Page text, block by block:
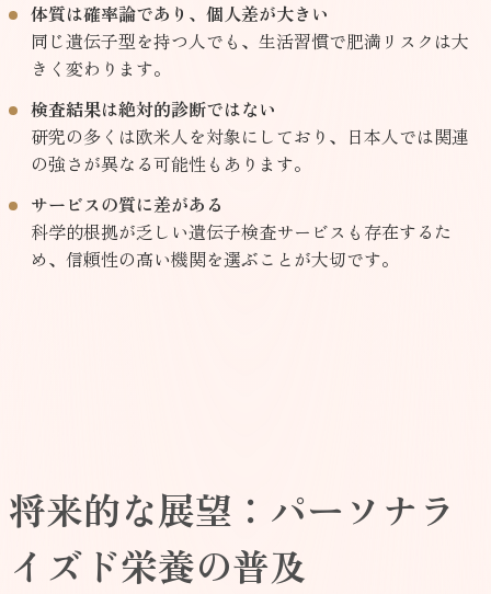
体質は確率論であり、個人差が大きい
同じ遺伝子型を持つ人でも、生活習慣で肥満リスクは大
きく変わります。
検査結果は絶対的診断ではない
研究の多くは欧米人を対象にしており、日本人では関連
の強さが異なる可能性もあります。
サービスの質に差がある
科学的根拠が乏しい遺伝子検査サービスも存在するた
め、信頼性の高い機関を選ぶことが大切です。
将来的な展望：パーソナラ
イズド栄養の普及